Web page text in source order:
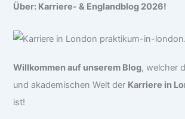
Über: Karriere- & Englandblog 2026!
Willkommen auf unserem Blog, welcher
und akademischen Welt der Karriere in
ist!